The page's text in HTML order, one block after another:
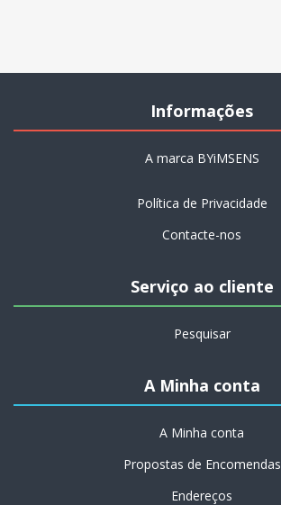
Informações
A marca BYiMSENS
Política de Privacidade
Contacte-nos
Serviço ao cliente
Pesquisar
A Minha conta
A Minha conta
Propostas de Encomendas
Endereços